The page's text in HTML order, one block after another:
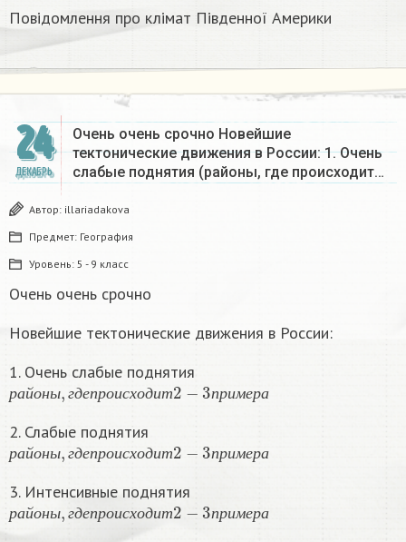
Повідомлення про клімат Південної Америки
24
ДЕКАБРЬ
Очень очень срочно Новейшие
тектонические движения в России: 1. Очень
слабые поднятия (районы, где происходит…
Автор: illariadakova
Предмет: География
Уровень: 5 - 9 класс
Очень очень срочно
Новейшие тектонические движения в России:
1. Очень слабые поднятия
р а й о н ы г депр о исх о д ит п р име р а
ра йоны,г депрои сходи т2− 3п
2. Слабые поднятия
р а й о н ы г депр о исх о д ит п р име р а
ра йоны,гдепрои схо т 3п
3. Интенсивные поднятия
р а й о н ы г депр о исх о д ит п р име р а
ра йо ны,гдепро исходит2 3п